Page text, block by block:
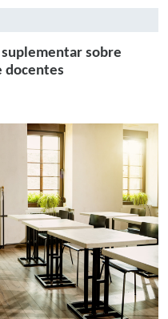
suplementar sobre
docentes